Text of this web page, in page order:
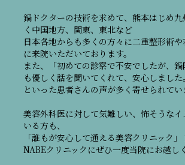
鍋ドクターの技術を求めて、熊本はじめ
く中国地方、関東、東北など
日本各地からも多くの方々に二重整形術
に来院いただいております。
また、「初めての診察で不安でしたが、
も優しく話を聞いてくれて、安心しました
といった患者さんの声が多く寄せられてい
美容外科医に対して気難しい、怖そうな
いる方も、
「誰もが安心して通える美容クリニック
NABEクリニックにぜひ一度当院にお越し